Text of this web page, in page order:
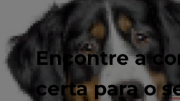
Encontre a
certa para o